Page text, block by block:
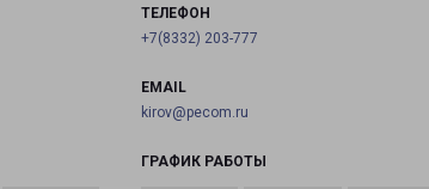
ТЕЛЕФОН
+7(8332) 203-777
EMAIL
kirov@pecom.ru
ГРАФИК РАБОТЫ